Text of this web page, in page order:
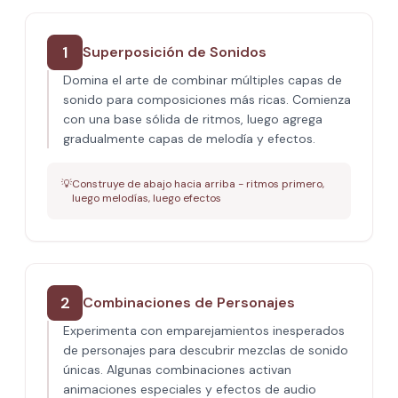
1 Superposición de Sonidos
Domina el arte de combinar múltiples capas de
sonido para composiciones más ricas. Comienza
con una base sólida de ritmos, luego agrega
gradualmente capas de melodía y efectos.
💡Construye de abajo hacia arriba - ritmos primero,
luego melodías, luego efectos
2 Combinaciones de Personajes
Experimenta con emparejamientos inesperados
de personajes para descubrir mezclas de sonido
únicas. Algunas combinaciones activan
animaciones especiales y efectos de audio